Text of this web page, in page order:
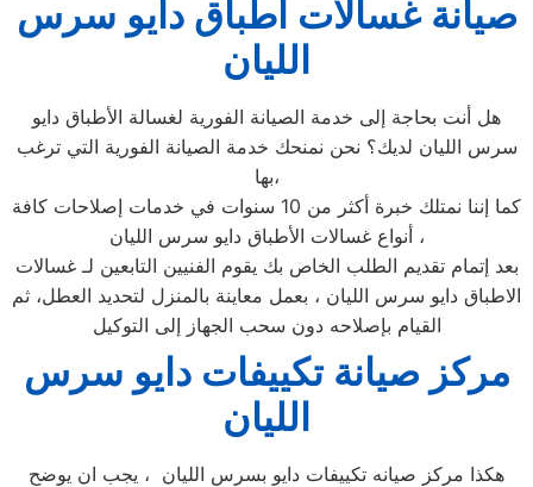
صيانة غسالات اطباق دايو سرس
الليان
هل أنت بحاجة إلى خدمة الصيانة الفورية لغسالة الأطباق دايو
سرس الليان لديك؟ نحن نمنحك خدمة الصيانة الفورية التي ترغب
بها،
كما إننا نمتلك خبرة أكثر من 10 سنوات في خدمات إصلاحات كافة
أنواع غسالات الأطباق دايو سرس الليان ،
بعد إتمام تقديم الطلب الخاص بك يقوم الفنيين التابعين لـ غسالات
الاطباق دايو سرس الليان ، بعمل معاينة بالمنزل لتحديد العطل، ثم
القيام بإصلاحه دون سحب الجهاز إلى التوكيل
مركز صيانة تكييفات دايو سرس
الليان
هكذا مركز صيانه تكييفات دايو بسرس الليان ، يجب ان يوضح